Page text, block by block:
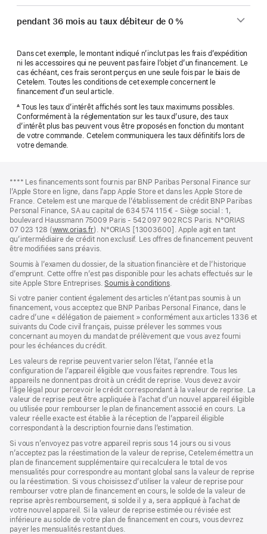
pendant 36 mois au taux débiteur de 0 %
Dans cet exemple, le montant indiqué n’inclut pas les frais d’expédition
ni les accessoires qui ne peuvent pas faire l’objet d’un financement. Le
cas échéant, ces frais seront perçus en une seule fois par le biais de
Cetelem. Toutes les conditions de cet exemple concernent le
financement d’un seul article.
ATous les taux d’intérêt affichés sont les taux maximums possibles.
Conformément à la réglementation sur les taux d’usure, des taux
d’intérêt plus bas peuvent vous être proposés en fonction du montant
de votre commande. Cetelem communiquera les taux définitifs lors de
votre demande.
de
page
de
bas
de
page
Note
de
bas
de
page
**** Les financements sont fournis par BNP Paribas Personal Finance sur
l’Apple Store en ligne, dans l’app Apple Store et dans les Apple Store de
France. Cetelem est une marque de l’établissement de crédit BNP Paribas
Personal Finance, SA au capital de 634 574 115 € - Siège social : 1,
boulevard Haussmann 75009 Paris - 542 097 902 RCS Paris. N°ORIAS
07 023 128 (www.orias.fr(s’ouvre
dans
une
fenêtre)
). N°ORIAS [13003600]. Apple agit en tant
qu’intermédiaire de crédit non exclusif. Les offres de financement peuvent
être modifiées sans préavis.
Soumis à l’examen du dossier, de la situation financière et de l’historique
d’emprunt. Cette offre n’est pas disponible pour les achats effectués sur le
site Apple Store Entreprises. Soumis à conditions
une
nouvelle
fenêtre)
Si votre panier contient également des articles n’étant pas soumis à un
financement, vous acceptez que BNP Paribas Personal Finance, dans le
cadre d’une « délégation de paiement » conformément aux articles 1336 et
suivants du Code civil français, puisse prélever les sommes vous
concernant au moyen du mandat de prélèvement que vous avez fourni
pour les échéances du crédit.
Les valeurs de reprise peuvent varier selon l’état, l’année et la
configuration de l’appareil éligible que vous faites reprendre. Tous les
appareils ne donnent pas droit à un crédit de reprise. Vous devez avoir
l’âge légal pour percevoir le crédit correspondant à la valeur de reprise. La
valeur de reprise peut être appliquée à l’achat d’un nouvel appareil éligible
ou utilisée pour rembourser le plan de financement associé en cours. La
valeur réelle exacte est établie à la réception de l’appareil éligible
correspondant à la description fournie dans l’estimation.
Si vous n’envoyez pas votre appareil repris sous 14 jours ou si vous
n’acceptez pas la réestimation de la valeur de reprise, Cetelem émettra un
plan de financement supplémentaire qui recalculera le total de vos
mensualités pour correspondre au montant global sans la valeur de reprise
ou la réestimation. Si vous choisissez d’utiliser la valeur de reprise pour
rembourser votre plan de financement en cours, le solde de la valeur de
reprise après remboursement, si solde il y a, sera appliqué à l’achat de
votre nouvel appareil. Si la valeur de reprise estimée ou révisée est
inférieure au solde de votre plan de financement en cours, vous devrez
payer les mensualités restant dues.